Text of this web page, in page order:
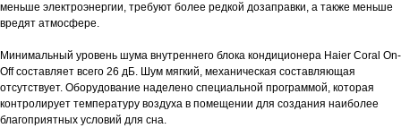
меньше электроэнергии, требуют более редкой дозаправки, а также меньше
вредят атмосфере.
Минимальный уровень шума внутреннего блока кондиционера Haier Coral On-
Off составляет всего 26 дБ. Шум мягкий, механическая составляющая
отсутствует. Оборудование наделено специальной программой, которая
контролирует температуру воздуха в помещении для создания наиболее
благоприятных условий для сна.